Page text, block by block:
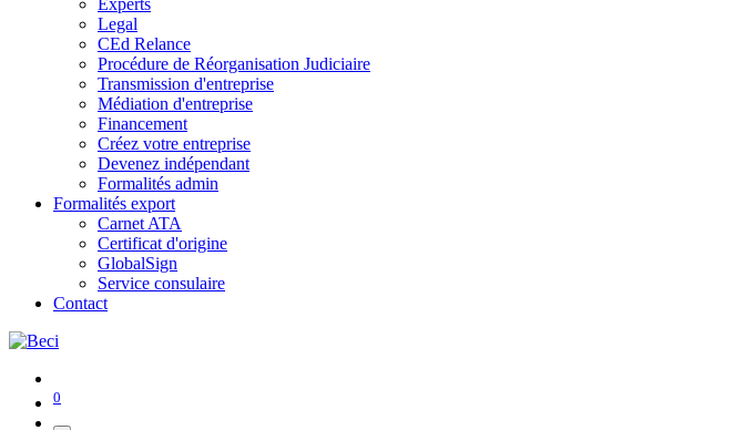
Legal
CEd Relance
Procédure de Réorganisation Judiciaire
Transmission d'entreprise
Médiation d'entreprise
Financement
Créez votre entreprise
Devenez indépendant
Formalités admin
Formalités export
Carnet ATA
Certificat d'origine
GlobalSign
Service consulaire
Contact
0